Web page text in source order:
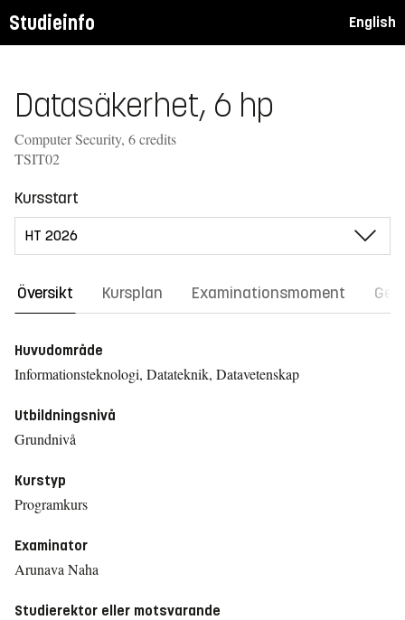
Studieinfo English
Datasäkerhet, 6 hp
Computer Security, 6 credits
TSIT02
Kursstart
Översikt Kursplan Examinationsmoment
Huvudområde
Informationsteknologi, Datateknik, Datavetenskap
Utbildningsnivå
Grundnivå
Kurstyp
Programkurs
Examinator
Arunava Naha
Studierektor eller motsvarande